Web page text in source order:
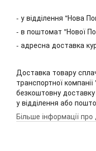
- у відділення "Нова
- в поштомат "Нової
- адресна доставка
Доставка товару
транспортної
безкоштовну
у відділення або
Більше інформації